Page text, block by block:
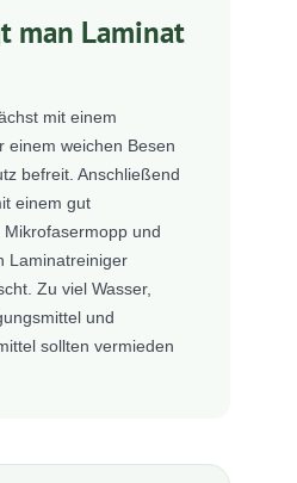
man Laminat
mit einem
einem weichen Besen
befreit. Anschließend
einem gut
und
Laminatreiniger
Zu viel Wasser,
und
sollten vermieden